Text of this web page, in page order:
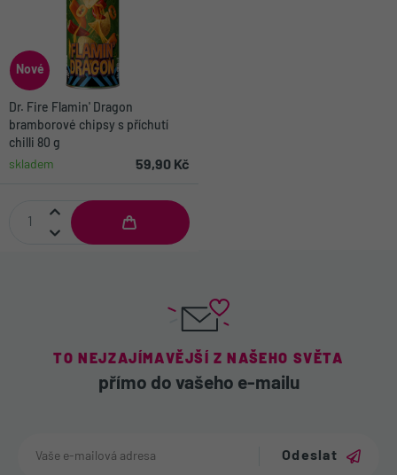
Nové
Dr. Fire Flamin' Dragon
bramborové chipsy s příchutí
chilli 80 g
skladem
59,90 Kč
TO NEJZAJÍMAVĚJŠÍ Z NAŠEHO SVĚTA
přímo do vašeho e-mailu
Odeslat